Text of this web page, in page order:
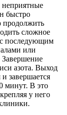
неприятные
быстро
продолжить
сложное
с последующим
или
азота. Выход
завершается
минут. В это
у него